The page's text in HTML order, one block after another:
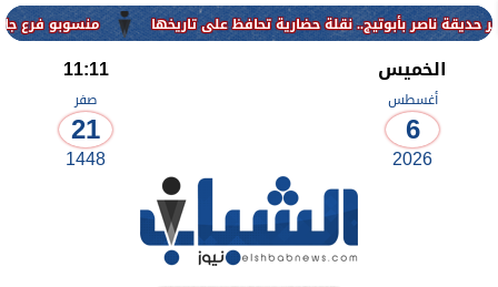
منسوبو فرع جامعة الأزهر
الخميس
أغسطس
6
2026
11:11
صفر
21
1448